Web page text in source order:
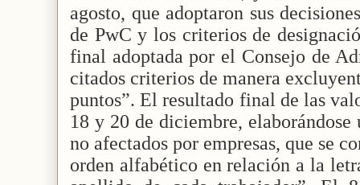
agosto, que adoptaron sus
de PwC y los criterios de
final adoptada por el Consejo de
citados criterios de manera
puntos”. El resultado final de las
18 y 20 de diciembre,
no afectados por empresas, que se
orden alfabético en relación a la